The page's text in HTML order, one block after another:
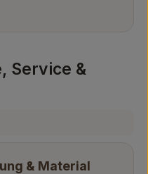
Service &
& Material